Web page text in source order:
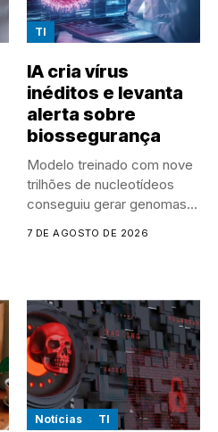
TI
IA cria vírus
inéditos e levanta
alerta sobre
biossegurança
Modelo treinado com nove
trilhões de nucleotídeos
conseguiu gerar genomas
7 DE AGOSTO DE 2026
Notícias TI